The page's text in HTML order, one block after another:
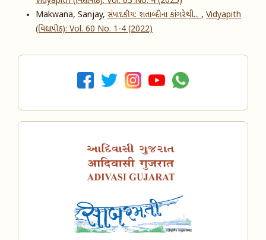
Makwana, Sanjay, સંપાદકીય: શતાબ્દીના કાંગરેથી... , Vidyapith
(વિદ્યાપીઠ): Vol. 60 No. 1-4 (2022)